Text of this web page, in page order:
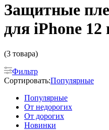
Защитные
для iPhone 12
(3 товара)
Фильтр
Сортировать:Популярные
Популярные
От недорогих
От дорогих
Новинки